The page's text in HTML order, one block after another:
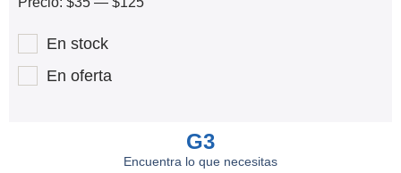
En stock
En oferta
G3
Encuentra lo que necesitas